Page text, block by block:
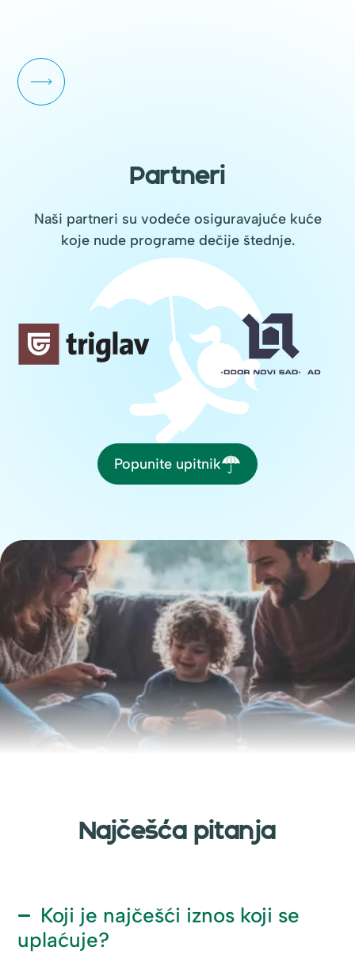
Partneri
Naši partneri su vodeće osiguravajuće kuće
koje nude programe dečije štednje.
Popunite upitnik
Najčešća pitanja
Koji je najčešći iznos koji se
uplaćuje?